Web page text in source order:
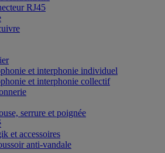
RJ45
et interphonie individuel
et interphonie collectif
serrure et poignée
et accessoires
anti-vandale